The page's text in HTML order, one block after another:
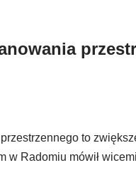
to
w Radomiu mówił